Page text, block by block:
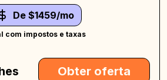
De $1459/mo
com impostos e taxas
Obter oferta